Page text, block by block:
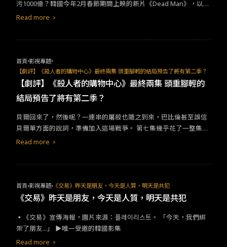
污1000億？韓國今年2月春節期間上映的新片《Dead Man》，以新
鮮的內容設定和刺激又無法預測的劇情走向引發不少話題，才上映
員們的好評不斷上升，也讓人們提高了對本片的期待感。「把名字
跟人生都賣掉吧！」《Dead Man》片中講述一位背負著貪污1000
億韓幣的罪名死去的男人，誓死找回自己被賣掉的名字和失去的人
生，片中充滿著緊張感和不可預測的反轉內容，加上趙震雄和金喜
愛等實力派演員們的合作，讓《Dead Man》成為今年必看電影之
一！《Dead Man》電影預告篇：▪︎《Dead Man》電影發佈會/河
准元導演，圖片來源：한국경제 뉴스 。▶看點2-河導演製作本片艱
辛過程河准元導演曾與奉俊昊導演合作恐怖劇情片《駭人怪物》，
片中呈現最真實的劇情故事，五年之間採訪了許多與政治工作相關
的人物，除了劇情故事，河導演也很注重片中呈現的畫面感，即使
只有幾秒的畫面也都需要經過長時間的構思，只為了給觀眾們帶來
最好的觀影體驗，敬業的態度令人欽佩。「就算我救不了自己，我
也要把你們全殺了」▪︎《Dead Man》電影劇照/演員趙震雄，圖片
來源：팔레트픽처스 。▶看點3-李萬財（趙震雄 飾）失去名字也失
Read more
首頁 影視專題
【劇評】《殺人者的購物中心》最終兩集 頭重腳輕的結局預告了將有第二季？
【劇評】《殺人者的購物中心》最終兩集 頭重腳輕的
結局預告了將有第二季？
貝爾回來了，然後呢？一連串的屠殺也隨之到來，巴比倫甚至誤信
貝爾單方面的說詞，準備加入這場戰爭。 第七集幾乎花了一整集的
篇幅重述智安父母被殺的內容。或許是寫到貝爾復活的橋段不得不
劇情完全停擺，猶如夢回第一集。 其實這就是回溯的一大缺點，我
個人認為回溯的目的是「補充資訊」，而不是提供「已知資訊」。
看到的世界一定不同，或是亦可只留故事的碎片，後續再一次公開
全貌，兩者都是常見的方法。
Read more
首頁 影視專題 《交易》昨天是朋友，今天是人質，明天是共犯
《交易》昨天是朋友，今天是人質，明天是共犯
▪︎《交易》宣傳海報，圖片來源：플레이리스트。 ​​「今天，我們綁
架了朋友​...​」​ ​​▶唯一受邀的韓國影集​
Read more